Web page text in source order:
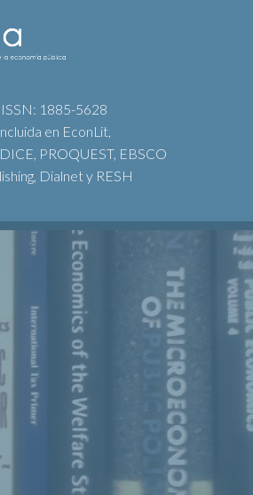
ISSN: 1885-5628
en EconLit,
PROQUEST, EBSCO
Dialnet y RESH